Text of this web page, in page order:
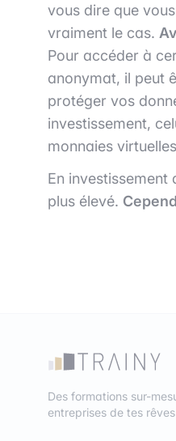
vous dire que
vraiment le cas.
Pour accéder à
anonymat, il peut
protéger vos
investissement,
monnaies
En
plus élevé.
Des formations sur-
entreprises de tes